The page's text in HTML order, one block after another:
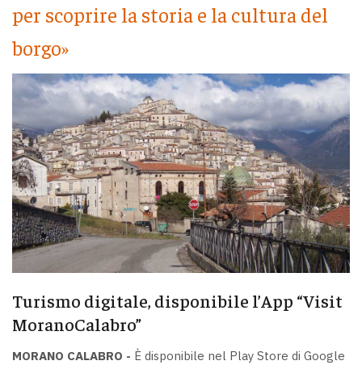
per scoprire la storia e la cultura del
borgo»
Turismo digitale, disponibile l’App “Visit
MoranoCalabro”
MORANO CALABRO - È disponibile nel Play Store di Google